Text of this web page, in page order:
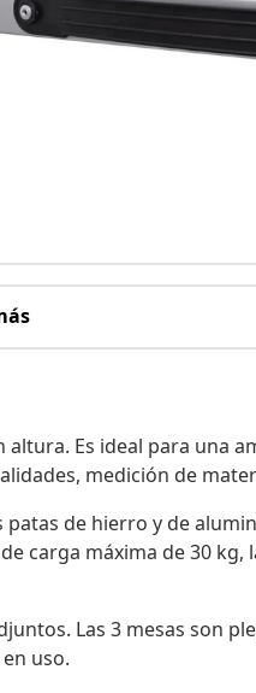
Es ideal para una
medición de
patas de hierro y de
carga máxima de 30 kg,
Las 3 mesas son
uso.